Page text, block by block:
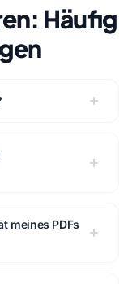
Häufig
meines PDFs